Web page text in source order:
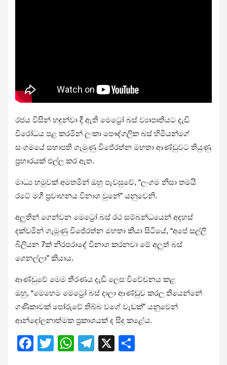
රජය විසින් හඳුන්වා දී ඇති මෙට්‍රෝ බස් ව්‍යාපෘතියට දැඩි
විරෝධය පළ කරමින් ලංකා පෞද්ගලික බස් හිමියන්ගේ
සංගමයේ සභාපති ගැමුණු විජේරත්න මහතා ආණ්ඩුවට තියුණු
ප්‍රහාරයක් එල්ල කර ඇත.
මාධ්‍ය හමුවක් අමතමින් ඔහු පැවසුවේ, “ලංගම නිසා තමයි
රටේ මගී ප්‍රවාහනය විනාශ වුනේ” යනුවෙනි.
අලුතින් ගෙන්වන මෙට්‍රෝ බස් රථ සම්බන්ධයෙන් අදහස්
දක්වමින් ගැමුණු විජේරත්න මහතා කියා සිටියේ, “අපේ සල්ලි
බිලියන 7ක් නිරපරාදේ විනාශ කරනවා මේ අලුත් බස්
ගෙනල්ලා” කියාය.
ආණ්ඩුවේ මෙම තීරණය දැඩි ලෙස විවේචනය කළ
ඔහු, “මෙහෙම මෙට්‍රෝ බස් දාලා ආණ්ඩුව කරල තියෙන්නේ
ගණිකාවක් පෝරුවේ තිබ්බ වගේ වැඩක්” යනුවෙන්
ආන්දෝලනාත්මක ප්‍රකාශයක් ද සිදු කළේය.
F
T
W T
X